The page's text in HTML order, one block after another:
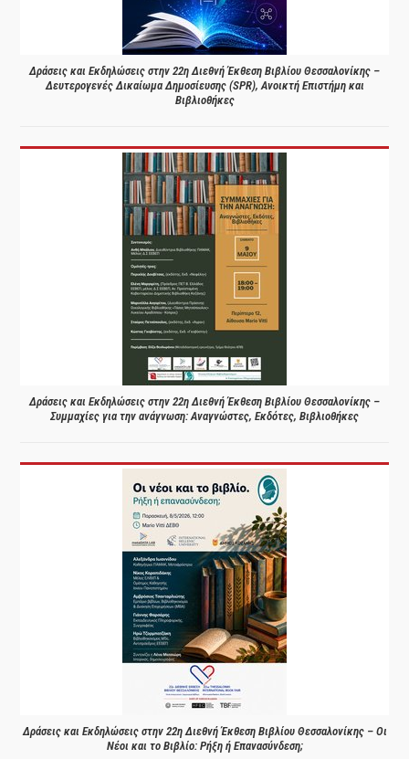
Δράσεις και Εκδηλώσεις στην 22η Διεθνή Έκθεση Βιβλίου Θεσσαλονίκης –
Δευτερογενές Δικαίωμα Δημοσίευσης (SPR), Ανοικτή Επιστήμη και
Βιβλιοθήκες
Δράσεις και Εκδηλώσεις στην 22η Διεθνή Έκθεση Βιβλίου Θεσσαλονίκης –
Συμμαχίες για την ανάγνωση: Αναγνώστες, Εκδότες, Βιβλιοθήκες
Δράσεις και Εκδηλώσεις στην 22η Διεθνή Έκθεση Βιβλίου Θεσσαλονίκης – Οι
Νέοι και το Βιβλίο: Ρήξη ή Επανασύνδεση;